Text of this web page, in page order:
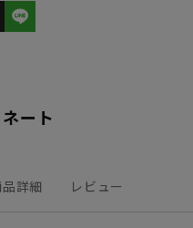
ート
詳細 レビュー